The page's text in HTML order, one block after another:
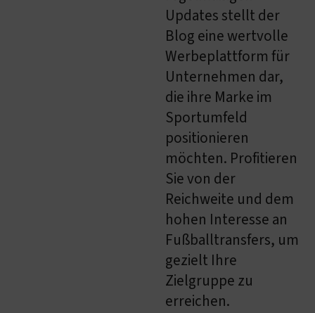
Updates stellt der
Blog eine wertvolle
Werbeplattform für
Unternehmen dar,
die ihre Marke im
Sportumfeld
positionieren
möchten. Profitieren
Sie von der
Reichweite und dem
hohen Interesse an
Fußballtransfers, um
gezielt Ihre
Zielgruppe zu
erreichen.